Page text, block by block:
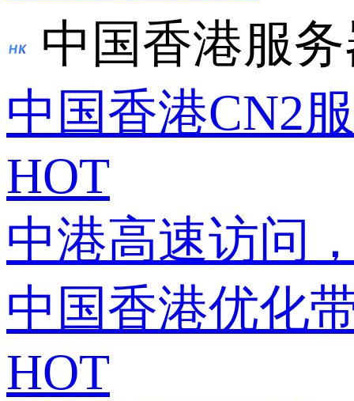
中国香港服
中国香港CN2
HOT
中港高速访问
中国香港优化
HOT